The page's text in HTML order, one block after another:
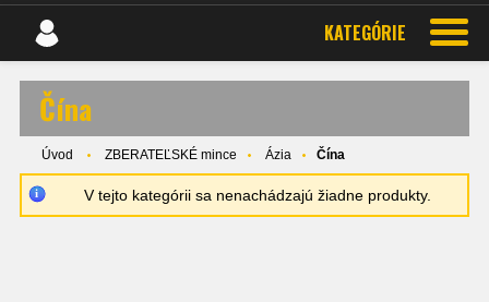
KATEGÓRIE
Čína
Úvod ZBERATEĽSKÉ mince Ázia Čína
V tejto kategórii sa nenachádzajú žiadne produkty.